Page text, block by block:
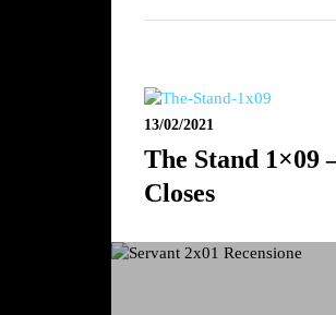
13/02/2021
The Stand 1×09
Closes